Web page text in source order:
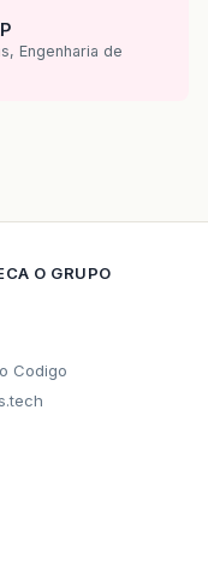
Engenharia de
O GRUPO
Codigo